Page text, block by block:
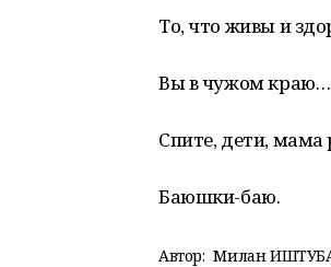
То, что живы и
Вы в чужом краю…
Спите, дети, мама
Баюшки-баю.
Автор: Милан